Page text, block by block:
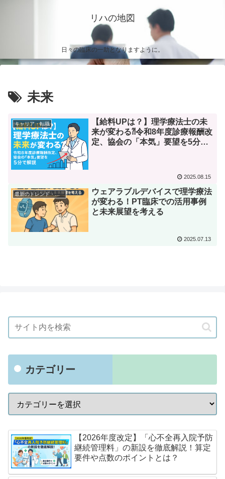
リハの地図
日々の臨床の一助となりますように。
未来
キャリア・転職
【給料UPは？】理学療法士の未
来が変わる⁈令和8年度診療報酬改
定、協会の「本気」要望を5分で
2025.08.15
最新のトレンド・トピック
ウェアラブルデバイスで理学療法
が変わる！PT臨床での活用事例
と未来展望を考える
2025.07.13
カテゴリー
【2026年度改定】「心不全再入院予防
継続管理料」の新設を徹底解説！算定
要件や点数のポイントとは？